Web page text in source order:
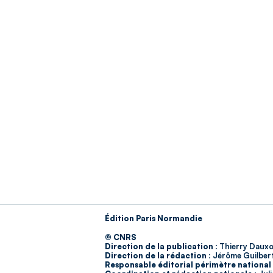
Édition Paris Normandie
© CNRS
Direction de la publication : Thierry
Direction de la rédaction : Jérôme
Responsable éditorial périmètre national